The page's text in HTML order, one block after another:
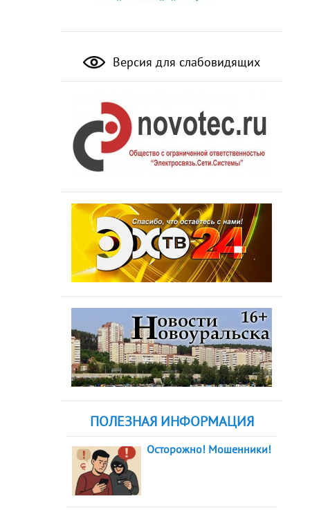
Версия для слабовидящих
ПОЛЕЗНАЯ ИНФОРМАЦИЯ
Осторожно! Мошенники!